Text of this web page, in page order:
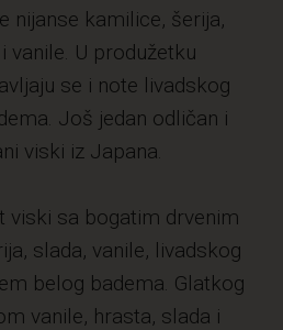
nijanse kamilice, šerija,
vanile. U produžetku
se i note livadskog
Još jedan odličan i
viski iz Japana.
viski sa bogatim drvenim
slada, vanile, livadskog
belog badema. Glatkog
vanile, hrasta, slada i